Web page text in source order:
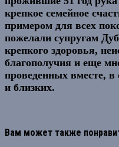
крепкое семейное
примером для всех
пожелали супругам
крепкого здоровья,
благополучия и еще
проведенных вместе,
и близких.
Вам может также